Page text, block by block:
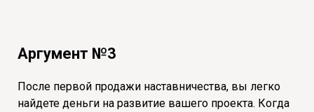
Аргумент №3
После первой продажи наставничества, вы легко
найдете деньги на развитие вашего проекта. Когда